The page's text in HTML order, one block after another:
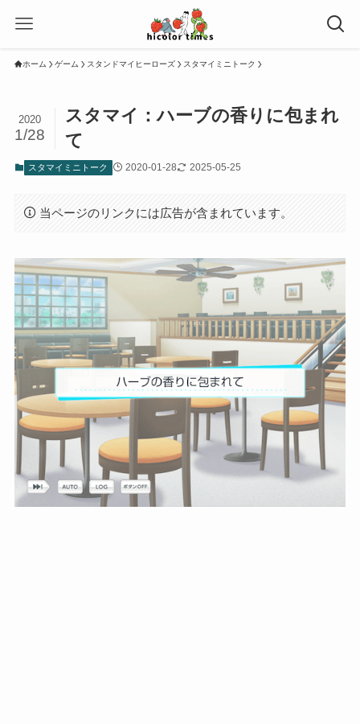
ホーム ゲーム スタンドマイヒーローズ スタマイミニトーク
スタマイ：ハーブの香りに包まれ
て
2020
1/28
スタマイミニトーク 2020-01-28 2025-05-25
当ページのリンクには広告が含まれています。